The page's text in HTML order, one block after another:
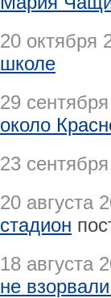
20 октября
школе
29
около
23
20 августа
стадион
18 августа
не